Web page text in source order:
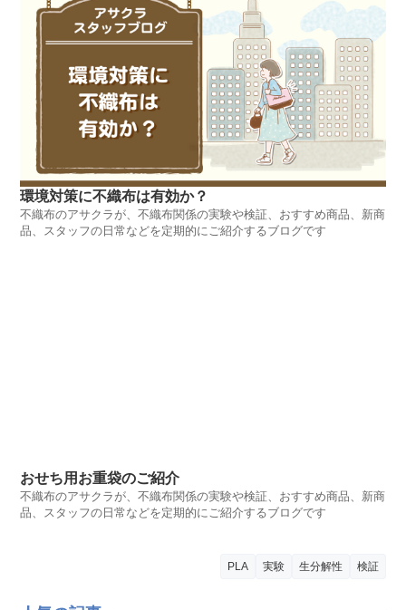
環境対策に不織布は有効か？
不織布のアサクラが、不織布関係の実験や検証、おすすめ商品、新商
品、スタッフの日常などを定期的にご紹介するブログです
おせち用お重袋のご紹介
不織布のアサクラが、不織布関係の実験や検証、おすすめ商品、新商
品、スタッフの日常などを定期的にご紹介するブログです
PLA 実験 生分解性 検証